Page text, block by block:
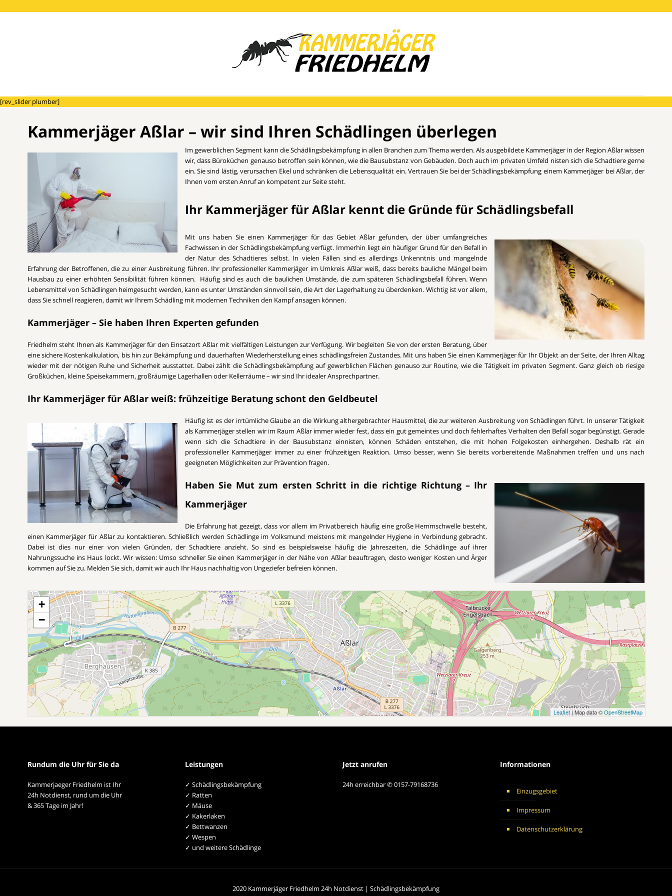
[rev_slider plumber]
Kammerjäger Aßlar – wir sind Ihren Schädlingen überlegen
Im gewerblichen Segment kann die Schädlingsbekämpfung in allen Branchen zum Thema werden. Als ausgebildete Kammerjäger in der Region Aßlar wissen
wir, dass Büroküchen genauso betroffen sein können, wie die Bausubstanz von Gebäuden. Doch auch im privaten Umfeld nisten sich die Schadtiere gerne
ein. Sie sind lästig, verursachen Ekel und schränken die Lebensqualität ein. Vertrauen Sie bei der Schädlingsbekämpfung einem Kammerjäger bei Aßlar, der
Ihnen vom ersten Anruf an kompetent zur Seite steht.
Ihr Kammerjäger für Aßlar kennt die Gründe für Schädlingsbefall
Mit uns haben Sie einen Kammerjäger für das Gebiet Aßlar gefunden, der über umfangreiches
Fachwissen in der Schädlingsbekämpfung verfügt. Immerhin liegt ein häufiger Grund für den Befall in
der Natur des Schadtieres selbst. In vielen Fällen sind es allerdings Unkenntnis und mangelnde
Erfahrung der Betroffenen, die zu einer Ausbreitung führen. Ihr professioneller Kammerjäger im Umkreis Aßlar weiß, dass bereits bauliche Mängel beim
Hausbau zu einer erhöhten Sensibilität führen können. Häufig sind es auch die baulichen Umstände, die zum späteren Schädlingsbefall führen. Wenn
Lebensmittel von Schädlingen heimgesucht werden, kann es unter Umständen sinnvoll sein, die Art der Lagerhaltung zu überdenken. Wichtig ist vor allem,
dass Sie schnell reagieren, damit wir Ihrem Schädling mit modernen Techniken den Kampf ansagen können.
Kammerjäger – Sie haben Ihren Experten gefunden
Friedhelm steht Ihnen als Kammerjäger für den Einsatzort Aßlar mit vielfältigen Leistungen zur Verfügung. Wir begleiten Sie von der ersten Beratung, über
eine sichere Kostenkalkulation, bis hin zur Bekämpfung und dauerhaften Wiederherstellung eines schädlingsfreien Zustandes. Mit uns haben Sie einen Kammerjäger für Ihr Objekt an der Seite, der Ihren Alltag
wieder mit der nötigen Ruhe und Sicherheit ausstattet. Dabei zählt die Schädlingsbekämpfung auf gewerblichen Flächen genauso zur Routine, wie die Tätigkeit im privaten Segment. Ganz gleich ob riesige
Großküchen, kleine Speisekammern, großräumige Lagerhallen oder Kellerräume – wir sind Ihr idealer Ansprechpartner.
Ihr Kammerjäger für Aßlar weiß: frühzeitige Beratung schont den Geldbeutel
Häufig ist es der irrtümliche Glaube an die Wirkung althergebrachter Hausmittel, die zur weiteren Ausbreitung von Schädlingen führt. In unserer Tätigkeit
als Kammerjäger stellen wir im Raum Aßlar immer wieder fest, dass ein gut gemeintes und doch fehlerhaftes Verhalten den Befall sogar begünstigt. Gerade
wenn sich die Schadtiere in der Bausubstanz einnisten, können Schäden entstehen, die mit hohen Folgekosten einhergehen. Deshalb rät ein
professioneller Kammerjäger immer zu einer frühzeitigen Reaktion. Umso besser, wenn Sie bereits vorbereitende Maßnahmen treffen und uns nach
geeigneten Möglichkeiten zur Prävention fragen.
Haben Sie Mut zum ersten Schritt in die richtige Richtung – Ihr
Kammerjäger
Die Erfahrung hat gezeigt, dass vor allem im Privatbereich häufig eine große Hemmschwelle besteht,
einen Kammerjäger für Aßlar zu kontaktieren. Schließlich werden Schädlinge im Volksmund meistens mit mangelnder Hygiene in Verbindung gebracht.
Dabei ist dies nur einer von vielen Gründen, der Schadtiere anzieht. So sind es beispielsweise häufig die Jahreszeiten, die Schädlinge auf ihrer
Nahrungssuche ins Haus lockt. Wir wissen: Umso schneller Sie einen Kammerjäger in der Nähe von Aßlar beauftragen, desto weniger Kosten und Ärger
kommen auf Sie zu. Melden Sie sich, damit wir auch Ihr Haus nachhaltig von Ungeziefer befreien können.
+
−
Leaflet| Map data ©OpenStreetMap
Rundum die Uhr für Sie da
Kammerjaeger Friedhelm ist Ihr
24h Notdienst, rund um die Uhr
& 365 Tage im Jahr!
Leistungen
✓ Schädlingsbekämpfung
✓ Ratten
✓ Mäuse
✓ Kakerlaken
✓ Bettwanzen
✓ Wespen
✓ und weitere Schädlinge
Jetzt anrufen
24h erreichbar ✆ 0157-79168736
Informationen
Einzugsgebiet
Impressum
Datenschutzerklärung
2020 Kammerjäger Friedhelm 24h Notdienst | Schädlingsbekämpfung